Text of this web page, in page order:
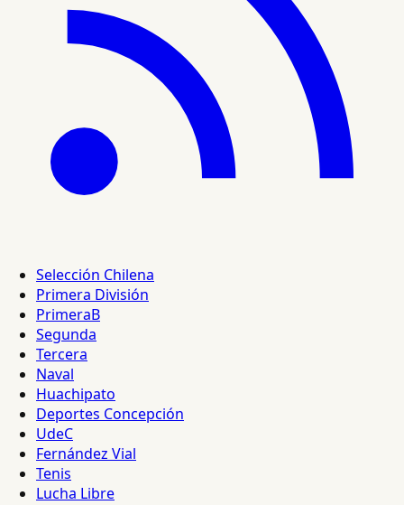
Selección Chilena
Primera División
PrimeraB
Segunda
Tercera
Naval
Huachipato
Deportes Concepción
UdeC
Fernández Vial
Tenis
Lucha Libre